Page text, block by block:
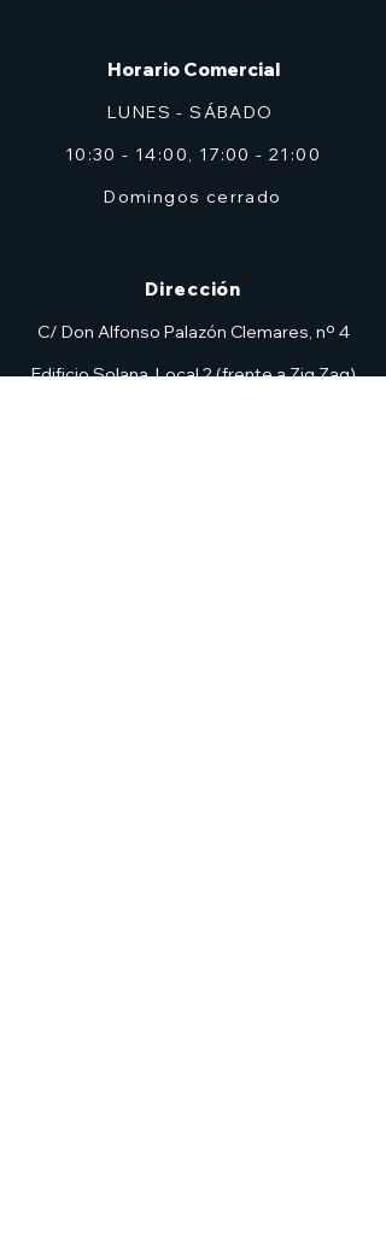
Horario Comercial
LUNES - SÁBADO
10:30 - 14:00, 17:00 - 21:00
Domingos cerrado
Dirección
C/ Don Alfonso Palazón Clemares, nº 4
Edificio Solana, Local 2 (frente a Zig Zag)